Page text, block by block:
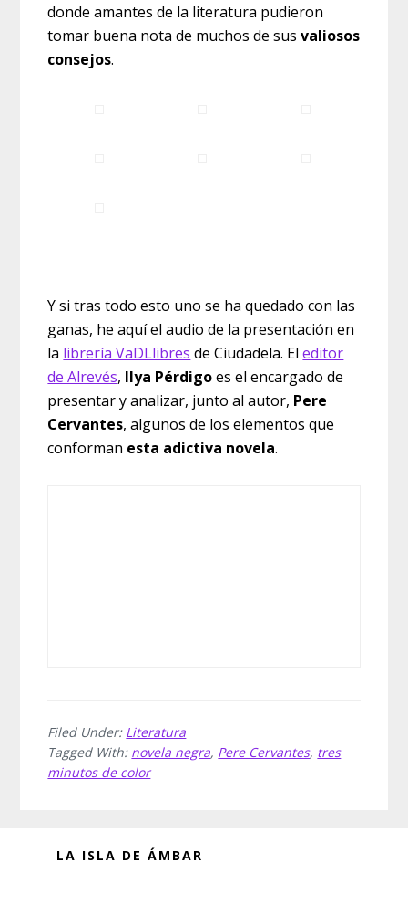
donde amantes de la literatura pudieron
tomar buena nota de muchos de sus valiosos
consejos.
Y si tras todo esto uno se ha quedado con las
ganas, he aquí el audio de la presentación en
la librería VaDLlibres de Ciudadela. Eleditor
de Alrevés, Ilya Pérdigoes el encargado de
presentar y analizar, junto al autor, Pere
Cervantes, algunos de los elementos que
conforman esta adictiva novela.
Filed Under: Literatura
Tagged With: novela negra, Pere Cervantes, tres
minutos de color
BeforeLA ISLA DE ÁMBAR